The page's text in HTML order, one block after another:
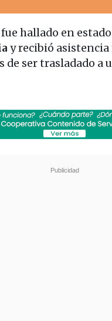
hallado en
y recibió asistencia
de ser trasladado a